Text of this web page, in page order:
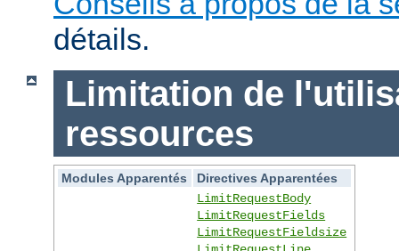
détails.
Limitation de
ressources
Modules Apparentés
Directives Apparentées
LimitRequestBody
LimitRequestFields
LimitRequestFieldsize